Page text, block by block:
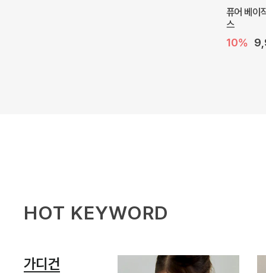
퓨어 베이
스
10%
HOT KEYWORD
가디건